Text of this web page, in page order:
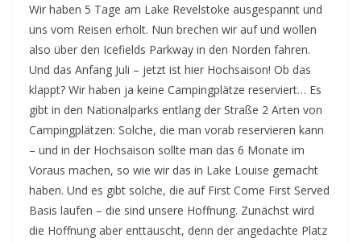
Wir haben 5 Tage am Lake Revelstoke ausgespannt und
uns vom Reisen erholt. Nun brechen wir auf und wollen
also über den Icefields Parkway in den Norden fahren.
Und das Anfang Juli – jetzt ist hier Hochsaison! Ob das
klappt? Wir haben ja keine Campingplätze reserviert… Es
gibt in den Nationalparks entlang der Straße 2 Arten von
Campingplätzen: Solche, die man vorab reservieren kann
– und in der Hochsaison sollte man das 6 Monate im
Voraus machen, so wie wir das in Lake Louise gemacht
haben. Und es gibt solche, die auf First Come First Served
Basis laufen – die sind unsere Hoffnung. Zunächst wird
die Hoffnung aber enttäuscht, denn der angedachte Platz